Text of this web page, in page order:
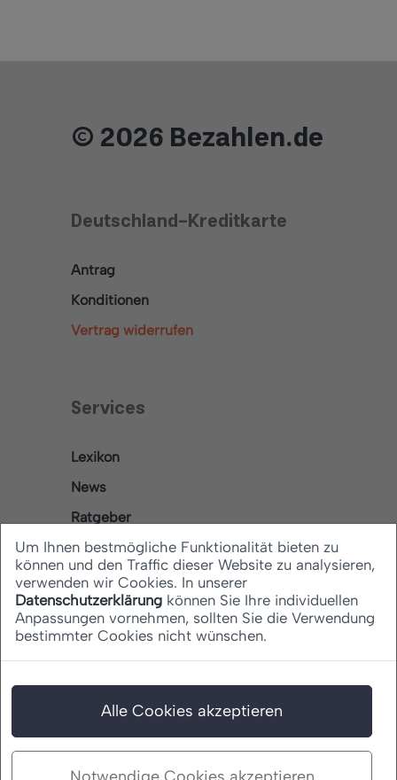
© 2026 Bezahlen.de
Deutschland-Kreditkarte
Antrag
Konditionen
Vertrag widerrufen
Services
Lexikon
News
Ratgeber
Rechtliches
Datenschutz
Impressum
Um Ihnen bestmögliche Funktionalität bieten zu
können und den Traffic dieser Website zu analysieren,
verwenden wir Cookies. In unserer
Datenschutzerklärung können Sie Ihre individuellen
Anpassungen vornehmen, sollten Sie die Verwendung
bestimmter Cookies nicht wünschen.
Alle Cookies akzeptieren